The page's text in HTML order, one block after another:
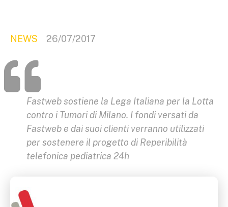
NEWS 26/07/2017
Fastweb sostiene la Lega Italiana per la Lotta
contro i Tumori di Milano. I fondi versati da
Fastweb e dai suoi clienti verranno utilizzati
per sostenere il progetto di Reperibilità
telefonica pediatrica 24h